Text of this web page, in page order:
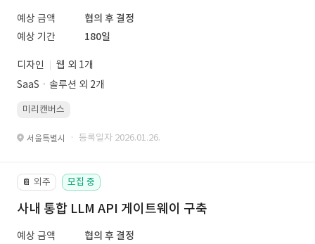
예상 금액
협의 후 결정
예상 기간
180일
디자인
웹 외 1개
SaaSㆍ솔루션 외 2개
미리캔버스
서울특별시 · 등록일자 2026.01.26.
📔 외주 모집 중
사내 통합 LLM API 게이트웨이 구축
예상 금액
협의 후 결정